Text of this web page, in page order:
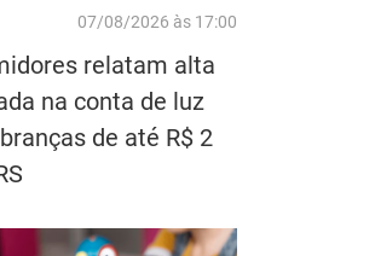
07/08/2026 às 17:00
relatam alta
na conta de luz
de até R$ 2